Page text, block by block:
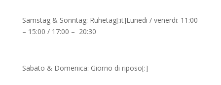
Samstag & Sonntag: Ruhetag[:it]Lunedi / venerdi: 11:00
– 15:00 / 17:00 – 20:30
Sabato & Domenica: Giorno di riposo[:]